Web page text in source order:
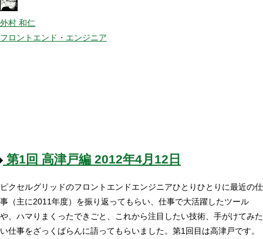
外村 和仁
フロントエンド・エンジニア
第1回 高津戸編 2012年4月12日
ピクセルグリッドのフロントエンドエンジニアひとりひとりに最近の仕
事（主に2011年度）を振り返ってもらい、仕事で大活躍したツール
や、ハマりまくったできごと、これから注目したい技術、手がけてみた
い仕事をざっくばらんに語ってもらいました。第1回目は高津戸です。